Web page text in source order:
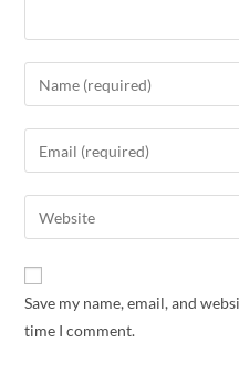
Save my name, email, and
time I comment.